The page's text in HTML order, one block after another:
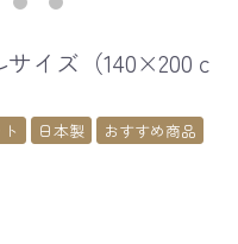
イズ（140×200ｃ
日本製 おすすめ商品